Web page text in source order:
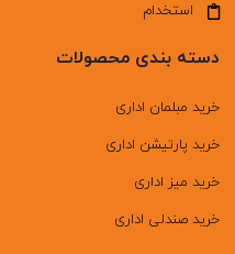
استخدام
دسته بندی محصولات
خرید مبلمان اداری
خرید پارتیشن اداری
خرید میز اداری
خرید صندلی اداری